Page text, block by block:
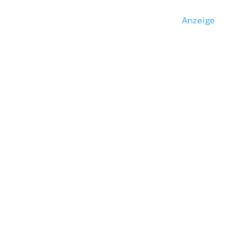
Anzeige